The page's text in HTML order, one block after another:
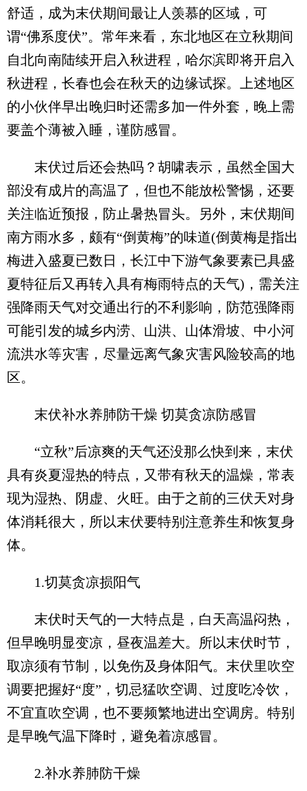
舒适，成为末伏期间最让人羡慕的区域，可
谓“佛系度伏”。常年来看，东北地区在立秋期间
自北向南陆续开启入秋进程，哈尔滨即将开启入
秋进程，长春也会在秋天的边缘试探。上述地区
的小伙伴早出晚归时还需多加一件外套，晚上需
要盖个薄被入睡，谨防感冒。
末伏过后还会热吗？胡啸表示，虽然全国大
部没有成片的高温了，但也不能放松警惕，还要
关注临近预报，防止暑热冒头。另外，末伏期间
南方雨水多，颇有“倒黄梅”的味道(倒黄梅是指出
梅进入盛夏已数日，长江中下游气象要素已具盛
夏特征后又再转入具有梅雨特点的天气)，需关注
强降雨天气对交通出行的不利影响，防范强降雨
可能引发的城乡内涝、山洪、山体滑坡、中小河
流洪水等灾害，尽量远离气象灾害风险较高的地
区。
末伏补水养肺防干燥 切莫贪凉防感冒
“立秋”后凉爽的天气还没那么快到来，末伏
具有炎夏湿热的特点，又带有秋天的温燥，常表
现为湿热、阴虚、火旺。由于之前的三伏天对身
体消耗很大，所以末伏要特别注意养生和恢复身
体。
1.切莫贪凉损阳气
末伏时天气的一大特点是，白天高温闷热，
但早晚明显变凉，昼夜温差大。所以末伏时节，
取凉须有节制，以免伤及身体阳气。末伏里吹空
调要把握好“度”，切忌猛吹空调、过度吃冷饮，
不宜直吹空调，也不要频繁地进出空调房。特别
是早晚气温下降时，避免着凉感冒。
2.补水养肺防干燥